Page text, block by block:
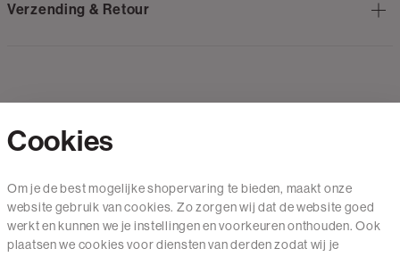
Verzending & Retour
Mail ons
020 - 3412 650
Cookies
Om je de best mogelijke shopervaring te bieden, maakt onze
website gebruik van cookies. Zo zorgen wij dat de website goed
werkt en kunnen we je instellingen en voorkeuren onthouden. Ook
plaatsen we cookies voor diensten van derden zodat wij je